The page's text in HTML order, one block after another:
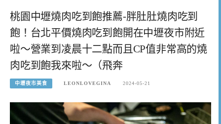
桃園中壢燒肉吃到飽推薦-胖肚肚燒肉吃到
飽！台北平價燒肉吃到飽開在中壢夜市附近
啦～營業到凌晨十二點而且CP值非常高的燒
肉吃到飽我來啦～（飛奔
中壢夜市美食 LEONLOVEGINA 2024-05-21